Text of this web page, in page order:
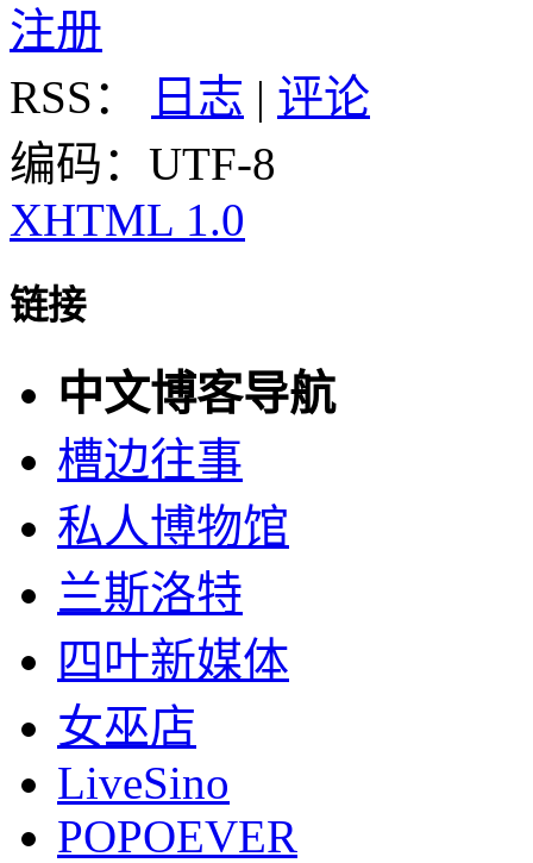
注册
RSS：
日志 | 评论
编码：UTF-8
XHTML 1.0
链接
中文博客导航
槽边往事
私人博物馆
兰斯洛特
四叶新媒体
女巫店
LiveSino
POPOEVER